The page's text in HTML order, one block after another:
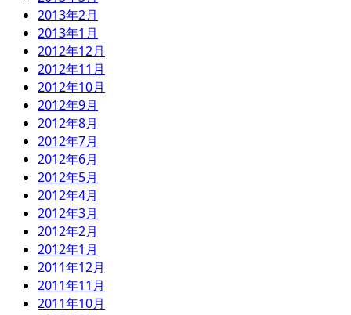
2013年2月
2013年1月
2012年12月
2012年11月
2012年10月
2012年9月
2012年8月
2012年7月
2012年6月
2012年5月
2012年4月
2012年3月
2012年2月
2012年1月
2011年12月
2011年11月
2011年10月